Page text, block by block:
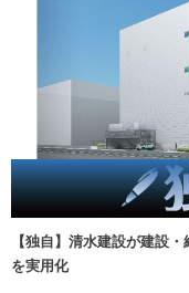
【独自】清水建設が建設
を実用化